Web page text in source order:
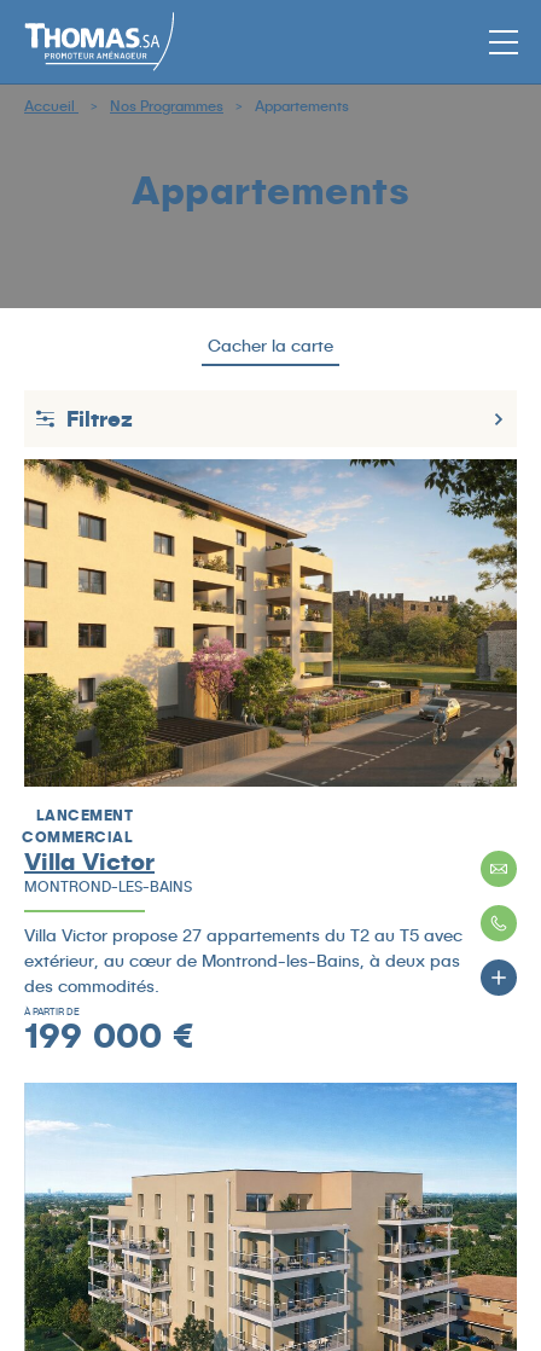
Accueil Nos Programmes Appartements
Appartements
Cacher la carte
Filtrez
LANCEMENT
COMMERCIAL
Villa Victor
MONTROND-LES-BAINS
Villa Victor propose 27 appartements du T2 au T5 avec
extérieur, au cœur de Montrond-les-Bains, à deux pas
des commodités.
À PARTIR DE
199 000 €